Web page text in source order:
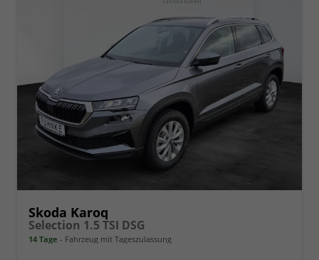
Skoda Karoq
Selection 1.5 TSI DSG
14 Tage Fahrzeug mit Tageszulassung